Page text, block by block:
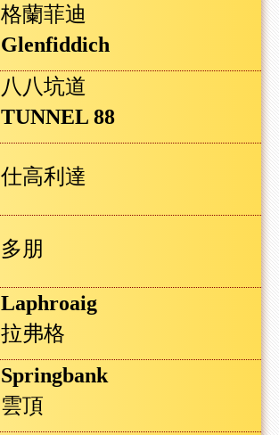
格蘭菲迪
Glenfiddich
八八坑道
TUNNEL 88
仕高利達
多朋
Laphroaig
拉弗格
Springbank
雲頂